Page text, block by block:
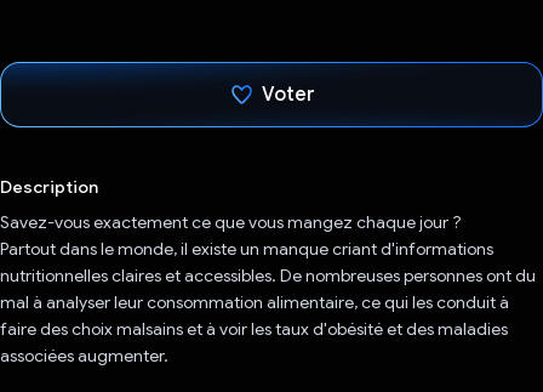
Voter
Description
Savez-vous exactement ce que vous mangez chaque jour ?
Partout dans le monde, il existe un manque criant d'informations
nutritionnelles claires et accessibles. De nombreuses personnes ont du
mal à analyser leur consommation alimentaire, ce qui les conduit à
faire des choix malsains et à voir les taux d'obésité et des maladies
associées augmenter.